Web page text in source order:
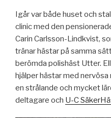
Igår var både huset och
clinic med den
Carin Carlsson-Lindkvist,
tränar hästar på samma
berömda polishäst Utter.
hjälper hästar med
en strålande och mycket
deltagare och U-C